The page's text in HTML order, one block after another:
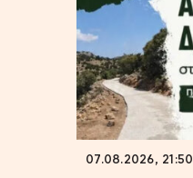
07.08.2026, 21:50